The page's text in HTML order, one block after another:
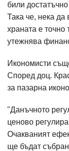
били
Така че, нека
храната е точно
утежнява
Икономисти
Според доц.
за пазарна
"Данъчното
ценово
Очакваният
ще бъдат